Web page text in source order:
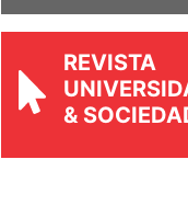
REVISTA
&